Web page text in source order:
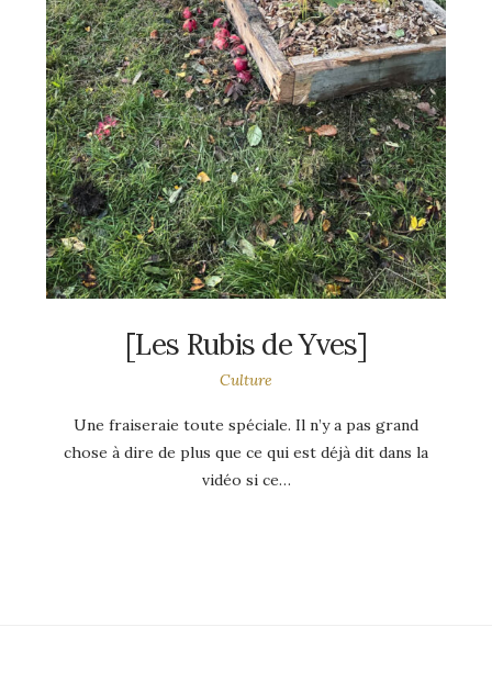
[Les Rubis de Yves]
Culture
Une fraiseraie toute spéciale. Il n’y a pas grand
chose à dire de plus que ce qui est déjà dit dans la
vidéo si ce…